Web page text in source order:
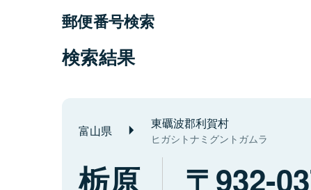
郵便番号検索
検索結果
富山県 東礪波郡利賀村
ヒガシトナミグントガムラ
栃原 932-